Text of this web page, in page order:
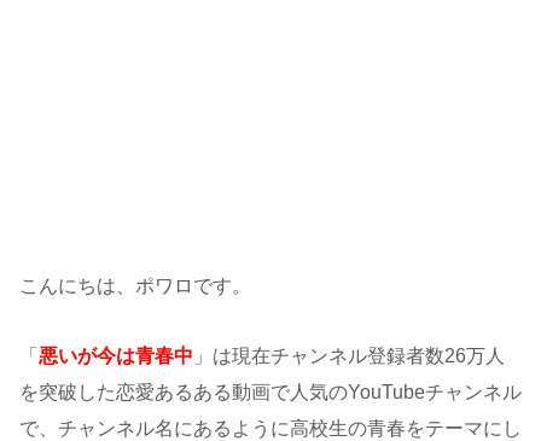
こんにちは、ポワロです。
「 悪いが今は青春中 」は現在チャンネル登録者数26万人
を突破した恋愛あるある動画で人気のYouTubeチャンネル
で、チャンネル名にあるように高校生の青春をテーマにし